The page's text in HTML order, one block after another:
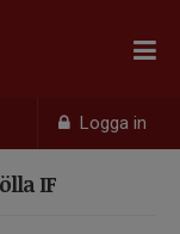
Logga in
IF